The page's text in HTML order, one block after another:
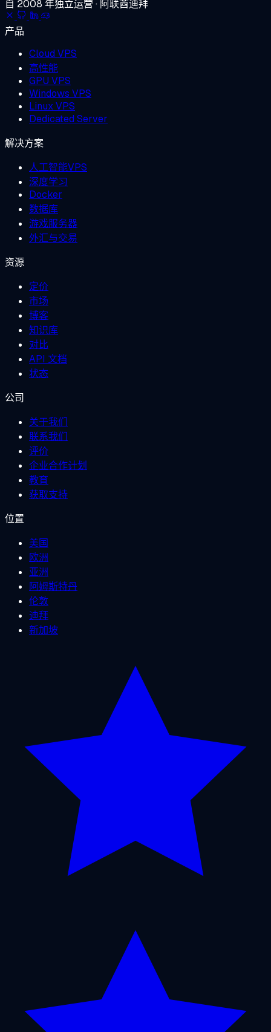
自 2008 年独立运营 · 阿联酋迪拜
产品
Cloud VPS
高性能
GPU VPS
Windows VPS
Linux VPS
Dedicated Server
解决方案
人工智能VPS
深度学习
Docker
数据库
游戏服务器
外汇与交易
资源
定价
市场
博客
知识库
对比
API 文档
状态
公司
关于我们
联系我们
评价
企业合作计划
教育
获取支持
位置
美国
欧洲
亚洲
阿姆斯特丹
伦敦
迪拜
新加坡